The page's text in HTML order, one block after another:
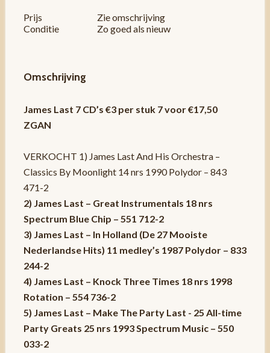
Prijs
Zie omschrijving
Conditie
Zo goed als nieuw
Omschrijving
James Last 7 CD’s €3 per stuk 7 voor €17,50
ZGAN
VERKOCHT 1) James Last And His Orchestra –
Classics By Moonlight 14 nrs 1990 Polydor – 843
471-2
2) James Last – Great Instrumentals 18 nrs
Spectrum Blue Chip – 551 712-2
3) James Last – In Holland (De 27 Mooiste
Nederlandse Hits) 11 medley’s 1987 Polydor – 833
244-2
4) James Last – Knock Three Times 18 nrs 1998
Rotation – 554 736-2
5) James Last – Make The Party Last - 25 All-time
Party Greats 25 nrs 1993 Spectrum Music – 550
033-2